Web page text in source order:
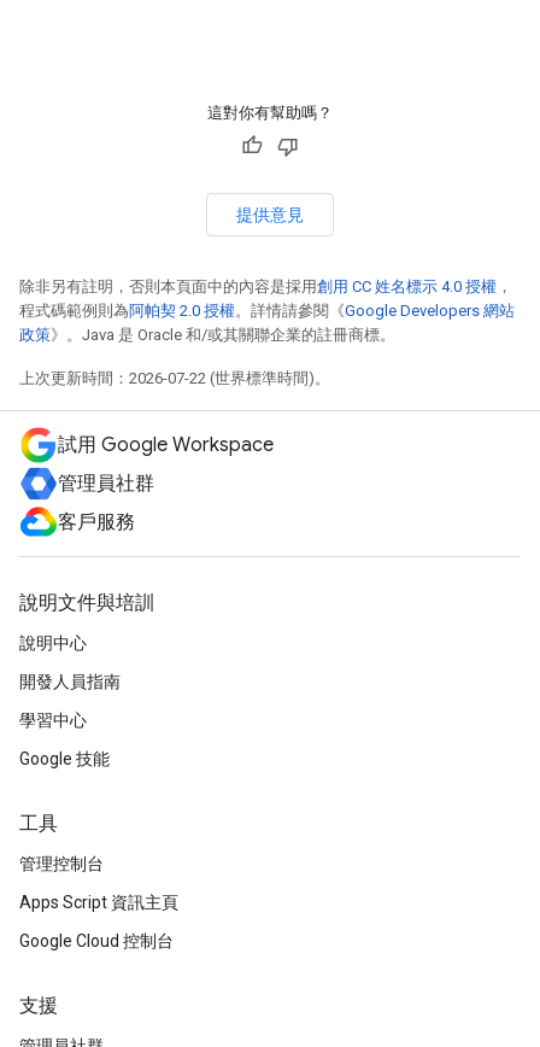
這對你有幫助嗎？
提供意見
除非另有註明，否則本頁面中的內容是採用創用 CC 姓名標示 4.0 授權 ，
程式碼範例則為阿帕契 2.0 授權。詳情請參閱《Google Developers 網站
政策》。Java 是 Oracle 和/或其關聯企業的註冊商標。
上次更新時間：2026-07-22 (世界標準時間)。
試用 Google Workspace
管理員社群
客戶服務
說明文件與培訓
說明中心
開發人員指南
學習中心
Google 技能
工具
管理控制台
Apps Script 資訊主頁
Google Cloud 控制台
支援